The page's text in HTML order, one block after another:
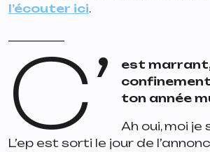
l’écouter ici.
C’
est
ton année
Ah oui, moi je
L’ep est sorti le jour de